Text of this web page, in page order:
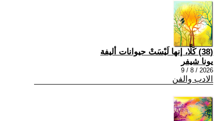
(38) كَلَّا، إنها لَيْسَتْ حيوانات أليفة
يونا شيفر
2026 / 8 / 9
الادب والفن